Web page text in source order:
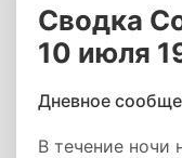
Сводка
10 июля
Дневное
В течение ночи